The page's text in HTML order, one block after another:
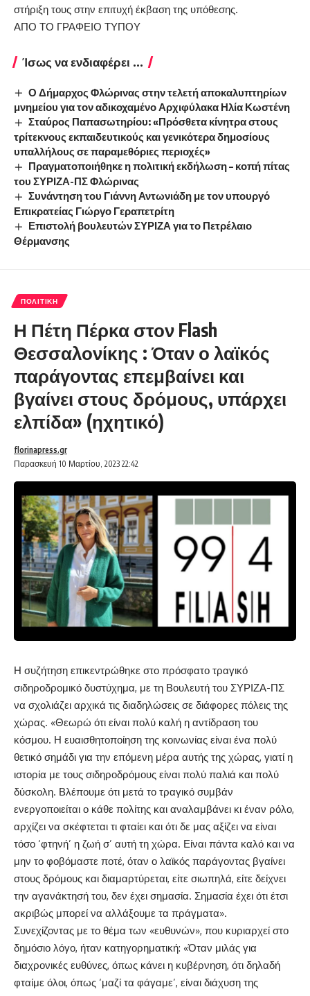
στήριξη τους στην επιτυχή έκβαση της υπόθεσης.
ΑΠΟ ΤΟ ΓΡΑΦΕΙΟ ΤΥΠΟΥ
Ίσως να ενδιαφέρει ...
Ο Δήμαρχος Φλώρινας στην τελετή αποκαλυπτηρίων
μνημείου για τον αδικοχαμένο Αρχιφύλακα Ηλία Κωστένη
Σταύρος Παπασωτηρίου: «Πρόσθετα κίνητρα στους
τρίτεκνους εκπαιδευτικούς και γενικότερα δημοσίους
υπαλλήλους σε παραμεθόριες περιοχές»
Πραγματοποιήθηκε η πολιτική εκδήλωση – κοπή πίτας
του ΣΥΡΙΖΑ-ΠΣ Φλώρινας
Συνάντηση του Γιάννη Αντωνιάδη με τον υπουργό
Επικρατείας Γιώργο Γεραπετρίτη
Επιστολή βουλευτών ΣΥΡΙΖΑ για το Πετρέλαιο
Θέρμανσης
ΠΟΛΙΤΙΚΉ
Η Πέτη Πέρκα στον Flash
Θεσσαλονίκης : Όταν ο λαϊκός
παράγοντας επεμβαίνει και
βγαίνει στους δρόμους, υπάρχει
ελπίδα» (ηχητικό)
Παρασκευή 10 Μαρτίου, 2023 22:42
florinapress.gr
Η συζήτηση επικεντρώθηκε στο πρόσφατο τραγικό
σιδηροδρομικό δυστύχημα, με τη Βουλευτή του ΣΥΡΙΖΑ-ΠΣ
να σχολιάζει αρχικά τις διαδηλώσεις σε διάφορες πόλεις της
χώρας. «Θεωρώ ότι είναι πολύ καλή η αντίδραση του
κόσμου. Η ευαισθητοποίηση της κοινωνίας είναι ένα πολύ
θετικό σημάδι για την επόμενη μέρα αυτής της χώρας, γιατί η
ιστορία με τους σιδηροδρόμους είναι πολύ παλιά και πολύ
δύσκολη. Βλέπουμε ότι μετά το τραγικό συμβάν
ενεργοποιείται ο κάθε πολίτης και αναλαμβάνει κι έναν ρόλο,
αρχίζει να σκέφτεται τι φταίει και ότι δε μας αξίζει να είναι
τόσο ‘φτηνή’ η ζωή σ’ αυτή τη χώρα. Είναι πάντα καλό και να
μην το φοβόμαστε ποτέ, όταν ο λαϊκός παράγοντας βγαίνει
στους δρόμους και διαμαρτύρεται, είτε σιωπηλά, είτε δείχνει
την αγανάκτησή του, δεν έχει σημασία. Σημασία έχει ότι έτσι
ακριβώς μπορεί να αλλάξουμε τα πράγματα».
Συνεχίζοντας με το θέμα των «ευθυνών», που κυριαρχεί στο
δημόσιο λόγο, ήταν κατηγορηματική: «Όταν μιλάς για
διαχρονικές ευθύνες, όπως κάνει η κυβέρνηση, ότι δηλαδή
φταίμε όλοι, όπως ‘μαζί τα φάγαμε’, είναι διάχυση της